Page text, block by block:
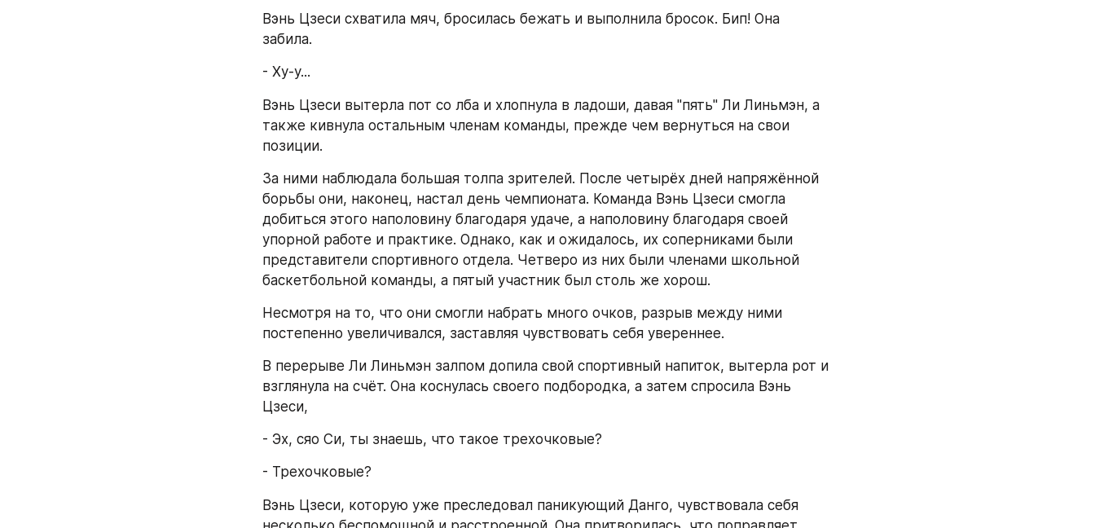
Вэнь Цзеси схватила мяч, бросилась бежать и выполнила бросок. Бип! Она
забила.
- Ху-у...
Вэнь Цзеси вытерла пот со лба и хлопнула в ладоши, давая "пять" Ли Линьмэн, а
также кивнула остальным членам команды, прежде чем вернуться на свои
позиции.
За ними наблюдала большая толпа зрителей. После четырёх дней напряжённой
борьбы они, наконец, настал день чемпионата. Команда Вэнь Цзеси смогла
добиться этого наполовину благодаря удаче, а наполовину благодаря своей
упорной работе и практике. Однако, как и ожидалось, их соперниками были
представители спортивного отдела. Четверо из них были членами школьной
баскетбольной команды, а пятый участник был столь же хорош.
Несмотря на то, что они смогли набрать много очков, разрыв между ними
постепенно увеличивался, заставляя чувствовать себя увереннее.
В перерыве Ли Линьмэн залпом допила свой спортивный напиток, вытерла рот и
взглянула на счёт. Она коснулась своего подбородка, а затем спросила Вэнь
Цзеси,
- Эх, сяо Си, ты знаешь, что такое трехочковые?
- Трехочковые?
Вэнь Цзеси, которую уже преследовал паникующий Данго, чувствовала себя